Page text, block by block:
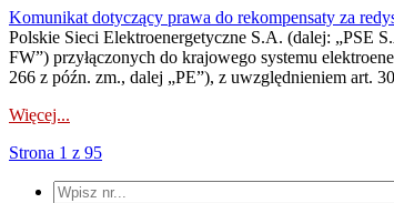
Komunikat dotyczący prawa do rekompensaty za
Polskie Sieci Elektroenergetyczne S.A. (dalej: „PSE
FW”) przyłączonych do krajowego systemu
266 z późn. zm., dalej „PE”), z uwzględnieniem art.
Więcej...
Strona 1 z 95